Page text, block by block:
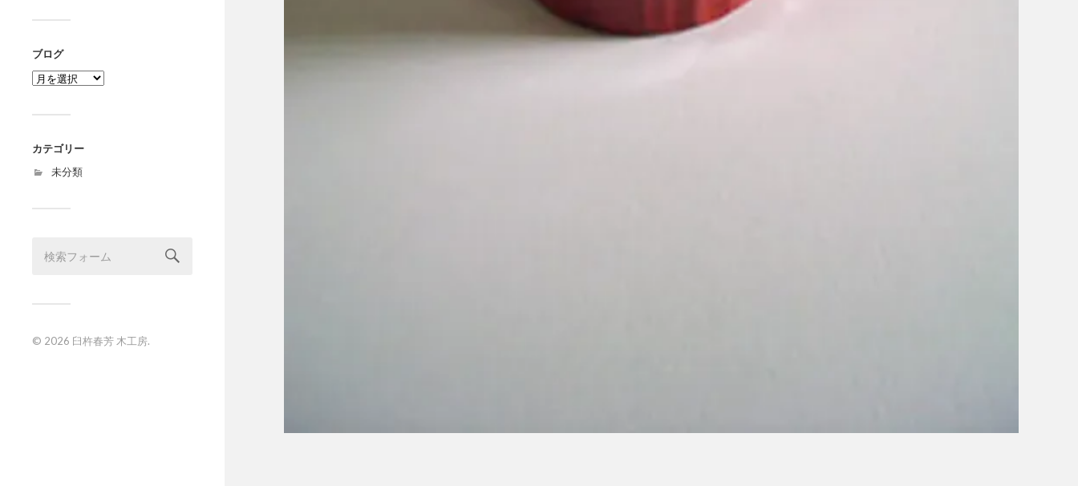
ブログ
ブ
ロ
カテゴリー
未分類
© 2026 臼杵春芳 木工房.